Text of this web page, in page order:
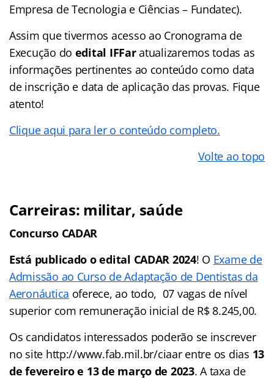
Empresa de Tecnologia e Ciências – Fundatec).
Assim que tivermos acesso ao Cronograma de
Execução do edital IFFaratualizaremos todas as
informações pertinentes ao conteúdo como data
de inscrição e data de aplicação das provas. Fique
atento!
Clique aqui para ler o conteúdo completo.
Volte ao topo
Carreiras: militar, saúde
Concurso CADAR
Está publicado o edital CADAR 2024! O Exame de
Admissão ao Curso de Adaptação de Dentistas da
Aeronáutica oferece, ao todo, 07 vagas de nível
superior com remuneração inicial de R$ 8.245,00.
Os candidatos interessados poderão se inscrever
no site http://www.fab.mil.br/ciaar entre os dias 13
de fevereiro e 13 de março de 2023. A taxa de